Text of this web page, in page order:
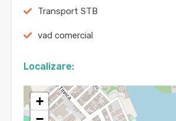
Transport STB
vad comercial
Localizare:
+